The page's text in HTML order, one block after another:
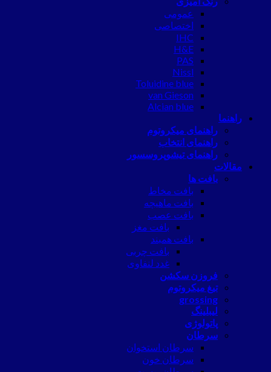
عمومی
اختصاصی
IHC
H&E
PAS
Nissl
Toluidine blue
van Gieson
Alcian blue
راهنما
راهنمای میکروتوم
راهنمای انتخاب
راهنمای تیشوپروسسور
مقالات
بافت ها
بافت مخاط
بافت ماهیچه
بافت عصب
بافت مغز
بافت همبند
بافت چربی
غدد لنفاوی
فروزن سکشن
تیغ میکروتوم
grossing
لیبلینگ
پاتولوژی
سرطان
سرطان استخوان
سرطان خون